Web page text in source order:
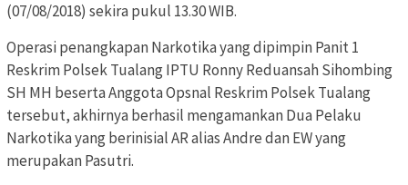
(07/08/2018) sekira pukul 13.30 WIB.
Operasi penangkapan Narkotika yang dipimpin Panit 1
Reskrim Polsek Tualang IPTU Ronny Reduansah Sihombing
SH MH beserta Anggota Opsnal Reskrim Polsek Tualang
tersebut, akhirnya berhasil mengamankan Dua Pelaku
Narkotika yang berinisial AR alias Andre dan EW yang
merupakan Pasutri.